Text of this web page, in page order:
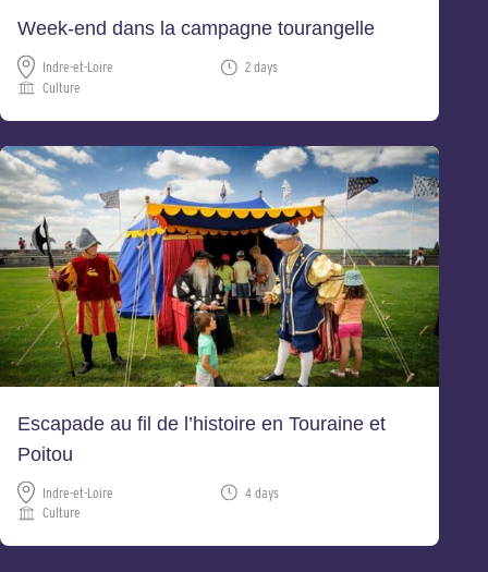
Week-end dans la campagne tourangelle
Indre-et-Loire
2 days
Culture
Escapade au fil de l’histoire en Touraine et
Poitou
Indre-et-Loire
4 days
Culture